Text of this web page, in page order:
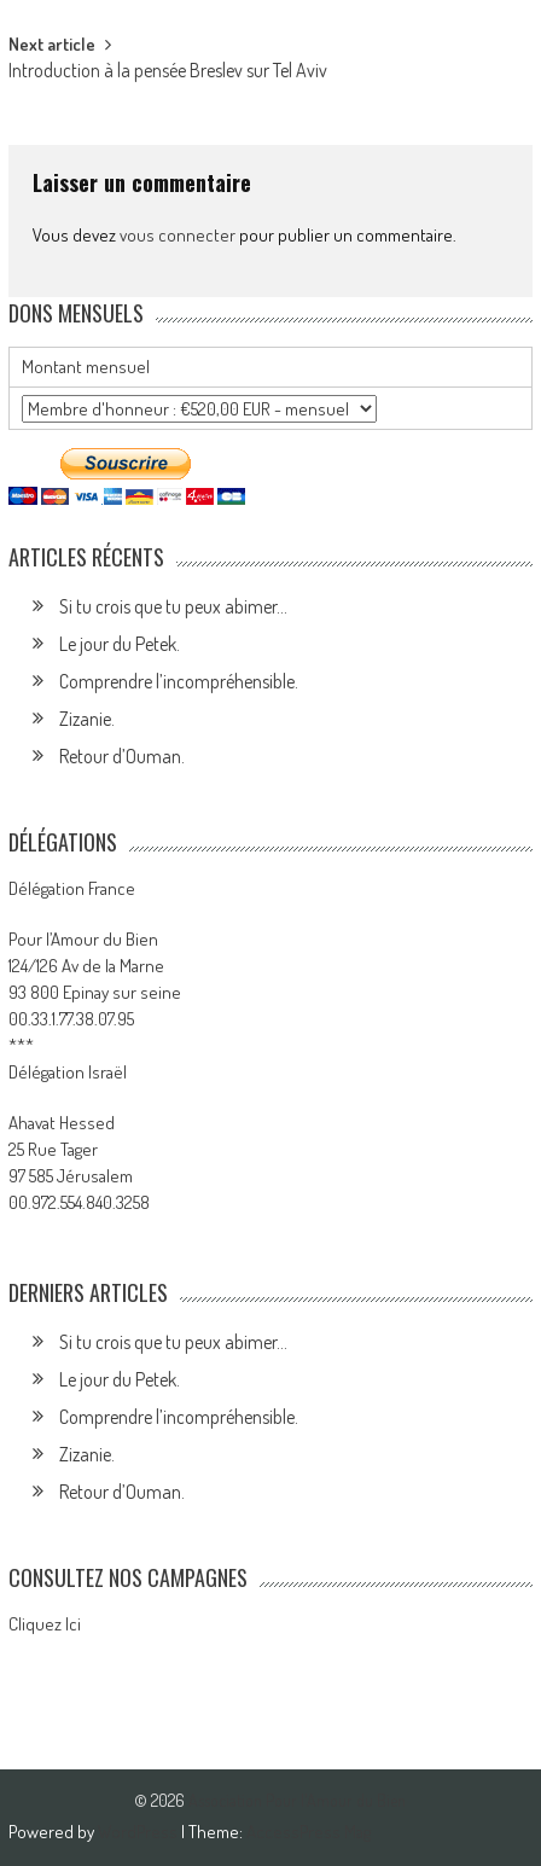
Next article
Introduction à la pensée Breslev sur Tel Aviv
Laisser un commentaire
Vous devezvous connecterpour publier un commentaire.
DONS MENSUELS
Montant mensuel
ARTICLES RÉCENTS
Si tu crois que tu peux abimer…
Le jour du Petek.
Comprendre l’incompréhensible.
Zizanie.
Retour d’Ouman.
DÉLÉGATIONS
Délégation France
Pour l’Amour du Bien
124/126 Av de la Marne
93 800 Epinay sur seine
00.33.1.77.38.07.95
***
Délégation Israël
Ahavat Hessed
25 Rue Tager
97 585 Jérusalem
00.972.554.840.3258
DERNIERS ARTICLES
Si tu crois que tu peux abimer…
Le jour du Petek.
Comprendre l’incompréhensible.
Zizanie.
Retour d’Ouman.
CONSULTEZ NOS CAMPAGNES
Cliquez Ici
© 2026
Powered by | Theme: